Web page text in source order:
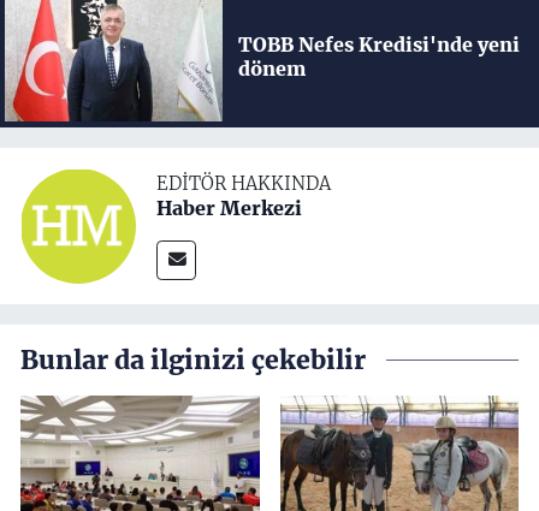
TOBB Nefes Kredisi'nde yeni
dönem
EDITÖR HAKKINDA
Haber Merkezi
Bunlar da ilginizi çekebilir